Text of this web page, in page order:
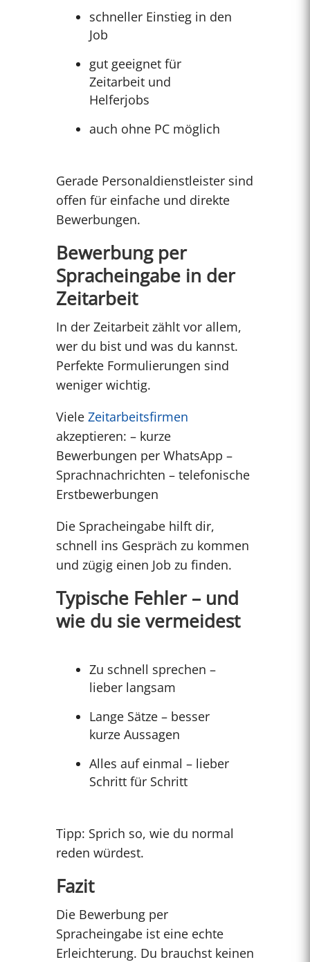
schneller Einstieg in den
Job
gut geeignet für
Zeitarbeit und
Helferjobs
auch ohne PC möglich
Gerade Personaldienstleister sind
offen für einfache und direkte
Bewerbungen.
Bewerbung per
Spracheingabe in der
Zeitarbeit
In der Zeitarbeit zählt vor allem,
wer du bist und was du kannst.
Perfekte Formulierungen sind
weniger wichtig.
Viele Zeitarbeitsfirmen
akzeptieren: – kurze
Bewerbungen per WhatsApp –
Sprachnachrichten – telefonische
Erstbewerbungen
Die Spracheingabe hilft dir,
schnell ins Gespräch zu kommen
und zügig einen Job zu finden.
Typische Fehler – und
wie du sie vermeidest
Zu schnell sprechen –
lieber langsam
Lange Sätze – besser
kurze Aussagen
Alles auf einmal – lieber
Schritt für Schritt
Tipp: Sprich so, wie du normal
reden würdest.
Fazit
Die Bewerbung per
Spracheingabe ist eine echte
Erleichterung. Du brauchst keinen